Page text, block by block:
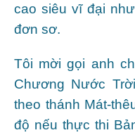
cao siêu vĩ đại
đơn sơ.
Tôi mời gọi anh
Chương Nước
theo thánh Mát-
độ nếu thực thi